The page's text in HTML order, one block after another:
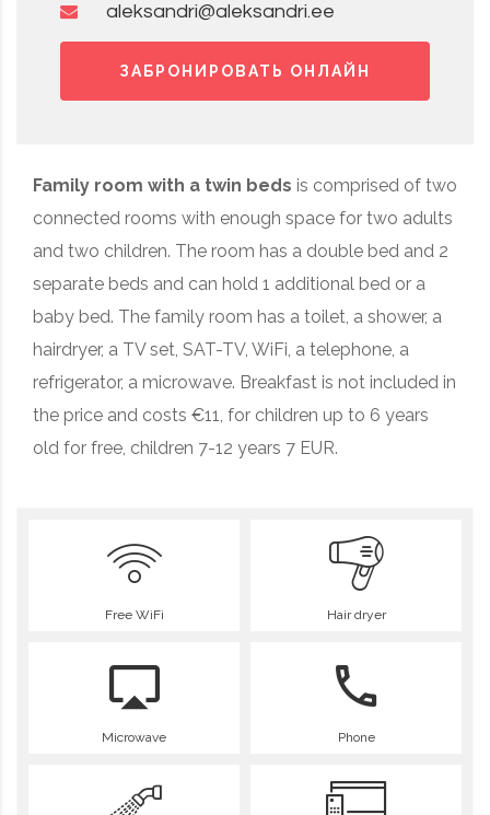
Free WiFi Hair dryer
Microwave Phone
Family room with a twin beds is comprised of two
connected rooms with enough space for two adults
and two children. The room has a double bed and 2
separate beds and can hold 1 additional bed or a
baby bed. The family room has a toilet, a shower, a
hairdryer, a TV set, SAT-TV, WiFi, a telephone, a
refrigerator, a microwave. Breakfast is not included in
the price and costs €11, for children up to 6 years
old for free, children 7-12 years 7 EUR.
aleksandri@aleksandri.ee
ЗАБРОНИРОВАТЬ ОНЛАЙН